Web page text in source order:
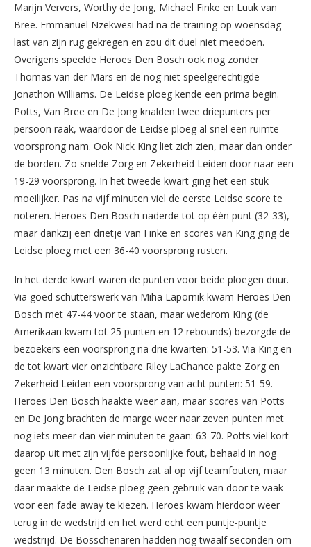
Marijn Ververs, Worthy de Jong, Michael Finke en Luuk van
Bree. Emmanuel Nzekwesi had na de training op woensdag
last van zijn rug gekregen en zou dit duel niet meedoen.
Overigens speelde Heroes Den Bosch ook nog zonder
Thomas van der Mars en de nog niet speelgerechtigde
Jonathon Williams. De Leidse ploeg kende een prima begin.
Potts, Van Bree en De Jong knalden twee driepunters per
persoon raak, waardoor de Leidse ploeg al snel een ruimte
voorsprong nam. Ook Nick King liet zich zien, maar dan onder
de borden. Zo snelde Zorg en Zekerheid Leiden door naar een
19-29 voorsprong. In het tweede kwart ging het een stuk
moeilijker. Pas na vijf minuten viel de eerste Leidse score te
noteren. Heroes Den Bosch naderde tot op één punt (32-33),
maar dankzij een drietje van Finke en scores van King ging de
Leidse ploeg met een 36-40 voorsprong rusten.
In het derde kwart waren de punten voor beide ploegen duur.
Via goed schutterswerk van Miha Lapornik kwam Heroes Den
Bosch met 47-44 voor te staan, maar wederom King (de
Amerikaan kwam tot 25 punten en 12 rebounds) bezorgde de
bezoekers een voorsprong na drie kwarten: 51-53. Via King en
de tot kwart vier onzichtbare Riley LaChance pakte Zorg en
Zekerheid Leiden een voorsprong van acht punten: 51-59.
Heroes Den Bosch haakte weer aan, maar scores van Potts
en De Jong brachten de marge weer naar zeven punten met
nog iets meer dan vier minuten te gaan: 63-70. Potts viel kort
daarop uit met zijn vijfde persoonlijke fout, behaald in nog
geen 13 minuten. Den Bosch zat al op vijf teamfouten, maar
daar maakte de Leidse ploeg geen gebruik van door te vaak
voor een fade away te kiezen. Heroes kwam hierdoor weer
terug in de wedstrijd en het werd echt een puntje-puntje
wedstrijd. De Bosschenaren hadden nog twaalf seconden om